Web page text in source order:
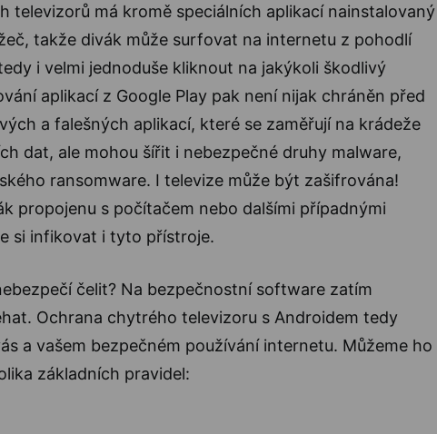
televizorů má kromě speciálních aplikací nainstalovaný
takže divák může surfovat na internetu z pohodlí
i velmi jednoduše kliknout na jakýkoli škodlivý
aplikací z Google Play pak není nijak chráněn před
a falešných aplikací, které se zaměřují na krádeže
dat, ale mohou šířit i nebezpečné druhy malware,
ransomware. I televize může být zašifrována!
propojenu s počítačem nebo dalšími případnými
si infikovat i tyto přístroje.
čelit? Na bezpečnostní software zatím
Ochrana chytrého televizoru s Androidem tedy
a vašem bezpečném používání internetu. Můžeme ho
základních pravidel: